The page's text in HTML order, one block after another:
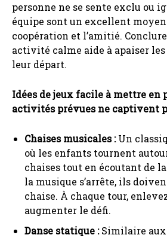
personne ne se sente exclu ou
équipe sont un excellent
coopération et l’amitié.
activité calme aide à apaiser
leur départ.
Idées de jeux facile à mettre en
activités prévues ne captivent
Chaises musicales :Un
où les enfants tournent
chaises tout en écoutant de
la musique s’arrête, ils
chaise. À chaque tour,
augmenter le défi.
Danse statique :Similaire aux